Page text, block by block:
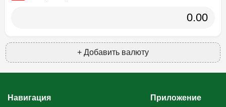
+ Добавить валюту
Навигация
Приложение